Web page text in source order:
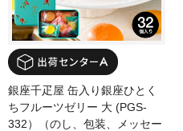
銀座千疋屋 缶入り銀座ひとく
ちフルーツゼリー 大 (PGS-
332）（のし、包装、メッセー